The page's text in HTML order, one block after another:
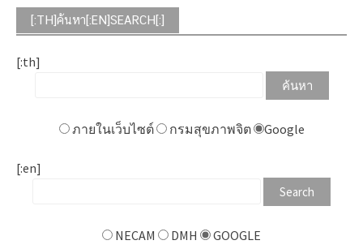
[:TH]ค้นหา[:EN]SEARCH[:]
[:th]
ภายในเว็บไซต์ กรมสุขภาพจิต Google
[:en]
NECAM DMH GOOGLE